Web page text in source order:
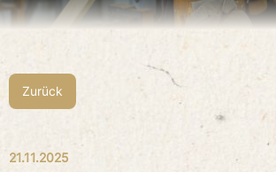
Zurück
21.11.2025